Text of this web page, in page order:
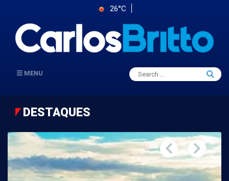
26°C
MENU
Search
for:
Search
DESTAQUES